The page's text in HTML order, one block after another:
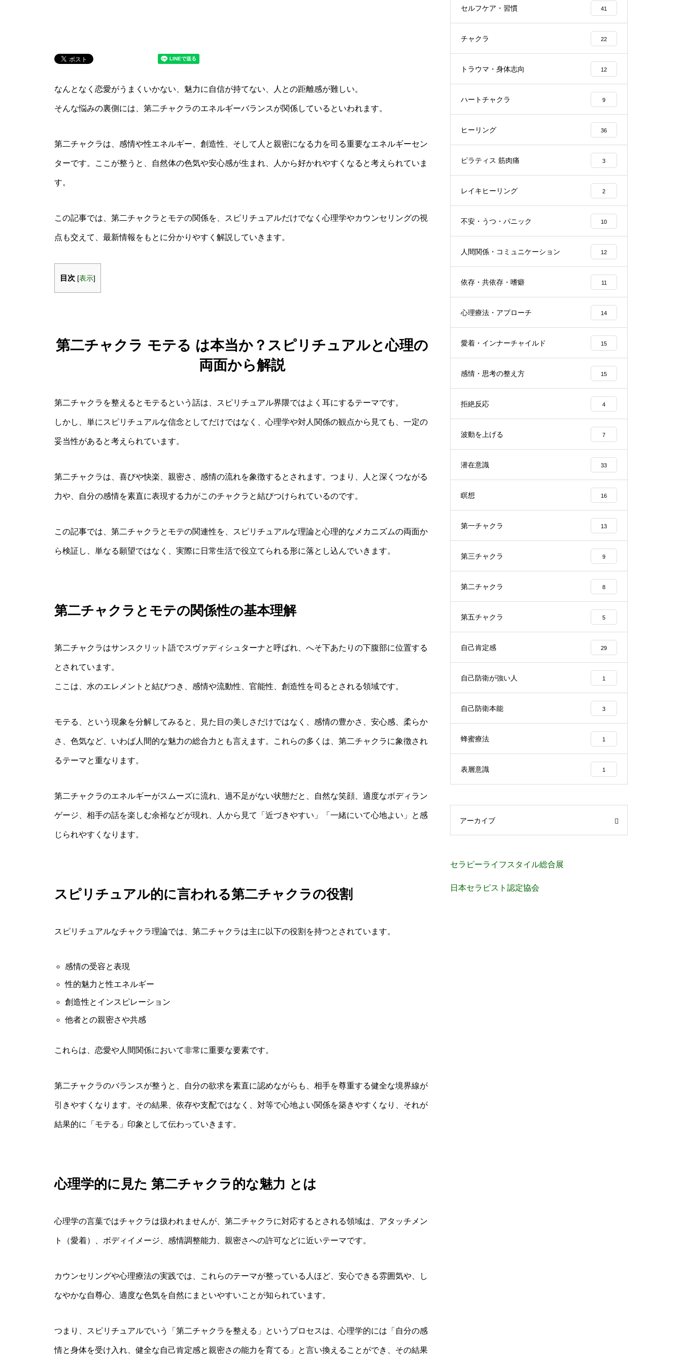
なんとなく恋愛がうまくいかない、魅力に自信が持てない、人との距離感が難しい。
そんな悩みの裏側には、第二チャクラのエネルギーバランスが関係しているといわれます。
第二チャクラは、感情や性エネルギー、創造性、そして人と親密になる力を司る重要なエネルギーセン
ターです。ここが整うと、自然体の色気や安心感が生まれ、人から好かれやすくなると考えられていま
す。
この記事では、第二チャクラとモテの関係を、スピリチュアルだけでなく心理学やカウンセリングの視
点も交えて、最新情報をもとに分かりやすく解説していきます。
目次 [表示]
第二チャクラ モテる は本当か？スピリチュアルと心理の
両面から解説
第二チャクラを整えるとモテるという話は、スピリチュアル界隈ではよく耳にするテーマです。
しかし、単にスピリチュアルな信念としてだけではなく、心理学や対人関係の観点から見ても、一定の
妥当性があると考えられています。
第二チャクラは、喜びや快楽、親密さ、感情の流れを象徴するとされます。つまり、人と深くつながる
力や、自分の感情を素直に表現する力がこのチャクラと結びつけられているのです。
この記事では、第二チャクラとモテの関連性を、スピリチュアルな理論と心理的なメカニズムの両面か
ら検証し、単なる願望ではなく、実際に日常生活で役立てられる形に落とし込んでいきます。
第二チャクラとモテの関係性の基本理解
第二チャクラはサンスクリット語でスヴァディシュターナと呼ばれ、へそ下あたりの下腹部に位置する
とされています。
ここは、水のエレメントと結びつき、感情や流動性、官能性、創造性を司るとされる領域です。
モテる、という現象を分解してみると、見た目の美しさだけではなく、感情の豊かさ、安心感、柔らか
さ、色気など、いわば人間的な魅力の総合力とも言えます。これらの多くは、第二チャクラに象徴され
るテーマと重なります。
第二チャクラのエネルギーがスムーズに流れ、過不足がない状態だと、自然な笑顔、適度なボディラン
ゲージ、相手の話を楽しむ余裕などが現れ、人から見て「近づきやすい」「一緒にいて心地よい」と感
じられやすくなります。
スピリチュアル的に言われる第二チャクラの役割
スピリチュアルなチャクラ理論では、第二チャクラは主に以下の役割を持つとされています。
感情の受容と表現
性的魅力と性エネルギー
創造性とインスピレーション
他者との親密さや共感
これらは、恋愛や人間関係において非常に重要な要素です。
第二チャクラのバランスが整うと、自分の欲求を素直に認めながらも、相手を尊重する健全な境界線が
引きやすくなります。その結果、依存や支配ではなく、対等で心地よい関係を築きやすくなり、それが
結果的に「モテる」印象として伝わっていきます。
心理学的に見た 第二チャクラ的な魅力 とは
心理学の言葉ではチャクラは扱われませんが、第二チャクラに対応するとされる領域は、アタッチメン
ト（愛着）、ボディイメージ、感情調整能力、親密さへの許可などに近いテーマです。
カウンセリングや心理療法の実践では、これらのテーマが整っている人ほど、安心できる雰囲気や、し
なやかな自尊心、適度な色気を自然にまといやすいことが知られています。
つまり、スピリチュアルでいう「第二チャクラを整える」というプロセスは、心理学的には「自分の感
情と身体を受け入れ、健全な自己肯定感と親密さの能力を育てる」と言い換えることができ、その結果
セルフケア・習慣 41
チャクラ 22
トラウマ・身体志向 12
ハートチャクラ 9
ヒーリング 36
ピラティス 筋肉痛 3
レイキヒーリング 2
不安・うつ・パニック 10
人間関係・コミュニケーション 12
依存・共依存・嗜癖 11
心理療法・アプローチ 14
愛着・インナーチャイルド 15
感情・思考の整え方 15
拒絶反応 4
波動を上げる 7
潜在意識 33
瞑想 16
第一チャクラ 13
第三チャクラ 9
第二チャクラ 8
第五チャクラ 5
自己肯定感 29
自己防衛が強い人 1
自己防衛本能 3
蜂蜜療法 1
表層意識 1
アーカイブ
セラピーライフスタイル総合展
日本セラピスト認定協会